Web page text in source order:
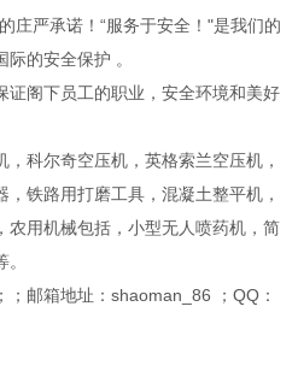
庄严承诺！“服务于安全！"是我们的
的安全保护 。
证阁下员工的职业，安全环境和美好
科尔奇空压机，英格索兰空压机，
铁路用打磨工具，混凝土整平机，
农用机械包括，小型无人喷药机，简
邮箱地址：shaoman_86 ；QQ：